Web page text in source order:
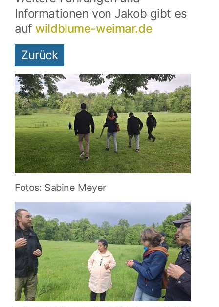
Informationen von Jakob gibt es
aufwildblume-weimar.de
Zurück
Fotos: Sabine Meyer